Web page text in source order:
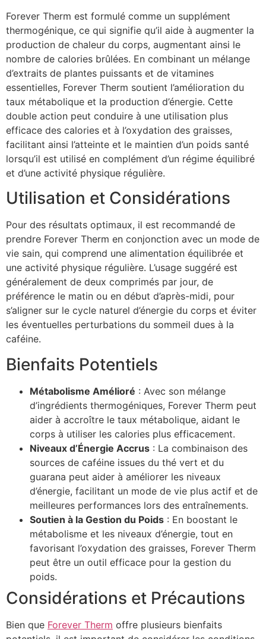
Forever Therm est formulé comme un supplément
thermogénique, ce qui signifie qu’il aide à augmenter la
production de chaleur du corps, augmentant ainsi le
nombre de calories brûlées. En combinant un mélange
d’extraits de plantes puissants et de vitamines
essentielles, Forever Therm soutient l’amélioration du
taux métabolique et la production d’énergie. Cette
double action peut conduire à une utilisation plus
efficace des calories et à l’oxydation des graisses,
facilitant ainsi l’atteinte et le maintien d’un poids santé
lorsqu’il est utilisé en complément d’un régime équilibré
et d’une activité physique régulière.
Utilisation et Considérations
Pour des résultats optimaux, il est recommandé de
prendre Forever Therm en conjonction avec un mode de
vie sain, qui comprend une alimentation équilibrée et
une activité physique régulière. L’usage suggéré est
généralement de deux comprimés par jour, de
préférence le matin ou en début d’après-midi, pour
s’aligner sur le cycle naturel d’énergie du corps et éviter
les éventuelles perturbations du sommeil dues à la
caféine.
Bienfaits Potentiels
Métabolisme Amélioré : Avec son mélange
d’ingrédients thermogéniques, Forever Therm peut
aider à accroître le taux métabolique, aidant le
corps à utiliser les calories plus efficacement.
Niveaux d’Énergie Accrus : La combinaison des
sources de caféine issues du thé vert et du
guarana peut aider à améliorer les niveaux
d’énergie, facilitant un mode de vie plus actif et de
meilleures performances lors des entraînements.
Soutien à la Gestion du Poids : En boostant le
métabolisme et les niveaux d’énergie, tout en
favorisant l’oxydation des graisses, Forever Therm
peut être un outil efficace pour la gestion du
poids.
Considérations et Précautions
Bien que Forever Therm offre plusieurs bienfaits